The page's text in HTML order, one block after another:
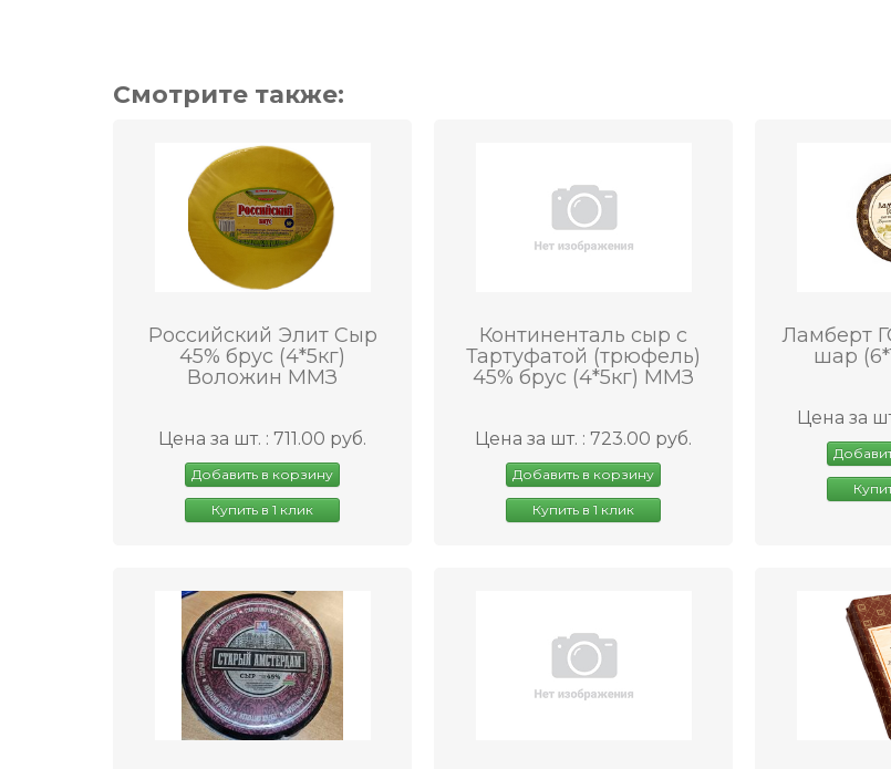
Смотрите также:
Российский Элит Сыр
45% брус (4*5кг)
Воложин ММЗ
Цена за шт. : 711.00 руб.
Добавить в корзину
Купить в 1 клик
Континенталь сыр с
Тартуфатой (трюфель)
45% брус (4*5кг) ММЗ
Цена за шт. : 723.00 руб.
Добавить в корзину
Купить в 1 клик
Ламберт
шар
Цена за